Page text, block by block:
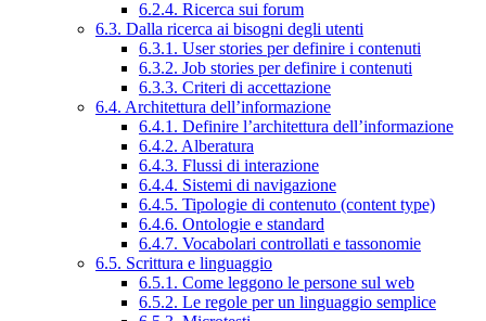
6.2.4. Ricerca sui forum
6.3. Dalla ricerca ai bisogni degli utenti
6.3.1. User stories per definire i contenuti
6.3.2. Job stories per definire i contenuti
6.3.3. Criteri di accettazione
6.4. Architettura dell’informazione
6.4.1. Definire l’architettura dell’informazione
6.4.2. Alberatura
6.4.3. Flussi di interazione
6.4.4. Sistemi di navigazione
6.4.5. Tipologie di contenuto (content type)
6.4.6. Ontologie e standard
6.4.7. Vocabolari controllati e tassonomie
6.5. Scrittura e linguaggio
6.5.1. Come leggono le persone sul web
6.5.2. Le regole per un linguaggio semplice